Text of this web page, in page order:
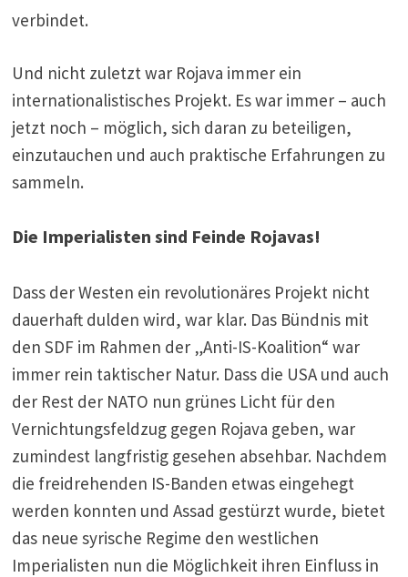
verbindet.
Und nicht zuletzt war Rojava immer ein
internationalistisches Projekt. Es war immer – auch
jetzt noch – möglich, sich daran zu beteiligen,
einzutauchen und auch praktische Erfahrungen zu
sammeln.
Die Imperialisten sind Feinde Rojavas!
Dass der Westen ein revolutionäres Projekt nicht
dauerhaft dulden wird, war klar. Das Bündnis mit
den SDF im Rahmen der „Anti-IS-Koalition“ war
immer rein taktischer Natur. Dass die USA und auch
der Rest der NATO nun grünes Licht für den
Vernichtungsfeldzug gegen Rojava geben, war
zumindest langfristig gesehen absehbar. Nachdem
die freidrehenden IS-Banden etwas eingehegt
werden konnten und Assad gestürzt wurde, bietet
das neue syrische Regime den westlichen
Imperialisten nun die Möglichkeit ihren Einfluss in